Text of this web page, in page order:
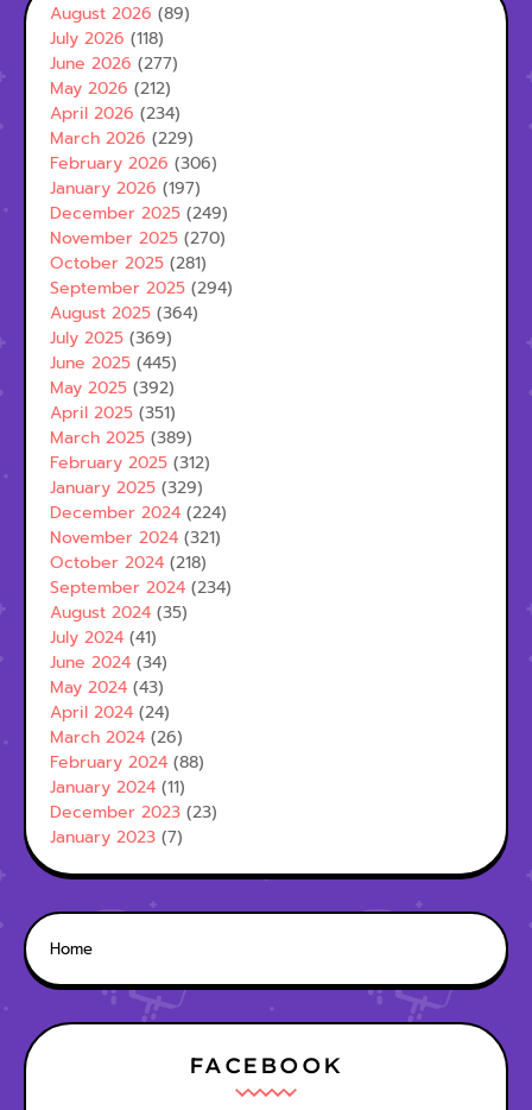
August 2026 (89)
July 2026 (118)
June 2026 (277)
May 2026 (212)
April 2026 (234)
March 2026 (229)
February 2026 (306)
January 2026 (197)
December 2025 (249)
November 2025 (270)
October 2025 (281)
September 2025 (294)
August 2025 (364)
July 2025 (369)
June 2025 (445)
May 2025 (392)
April 2025 (351)
March 2025 (389)
February 2025 (312)
January 2025 (329)
December 2024 (224)
November 2024 (321)
October 2024 (218)
September 2024 (234)
August 2024 (35)
July 2024 (41)
June 2024 (34)
May 2024 (43)
April 2024 (24)
March 2024 (26)
February 2024 (88)
January 2024 (11)
December 2023 (23)
January 2023 (7)
Home
FACEBOOK